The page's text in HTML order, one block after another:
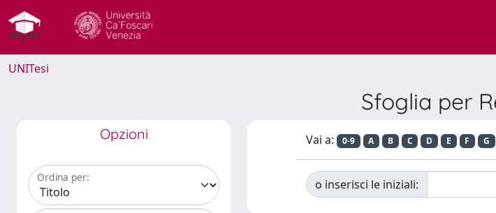
UNITesi
Sfoglia per
Opzioni
Ordina per:
Vai a: 0-9 A B C D E F G
o inserisci le iniziali: